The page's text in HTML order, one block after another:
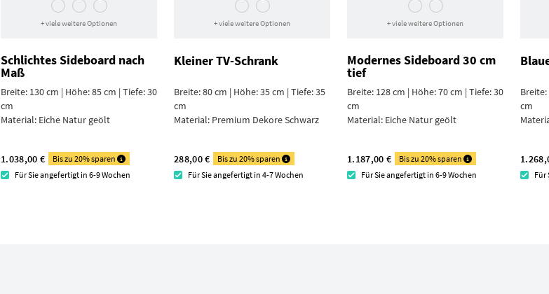
+ viele weitere Optionen
Schlichtes Sideboard nach
Maß
Breite: 130 cm | Höhe: 85 cm | Tiefe: 30
cm
Material: Eiche Natur geölt
1.038,00 €
Bis zu 20% sparen
Für Sie angefertigt in 6-9 Wochen
+ viele weitere Optionen
Kleiner TV-Schrank
Breite: 80 cm | Höhe: 35 cm | Tiefe: 35
cm
Material: Premium Dekore Schwarz
288,00 €
Bis zu 20% sparen
Für Sie angefertigt in 4-7 Wochen
+ viele weitere Optionen
Modernes Sideboard 30 cm
tief
Breite: 128 cm | Höhe: 70 cm | Tiefe: 30
cm
Material: Eiche Natur geölt
1.187,00 €
Bis zu 20% sparen
Für Sie angefertigt in 6-9 Wochen
Breite:
cm
Für